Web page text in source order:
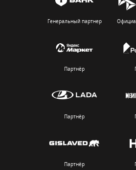
Генеральный партнер
Партнёр
Партнёр
Партнёр